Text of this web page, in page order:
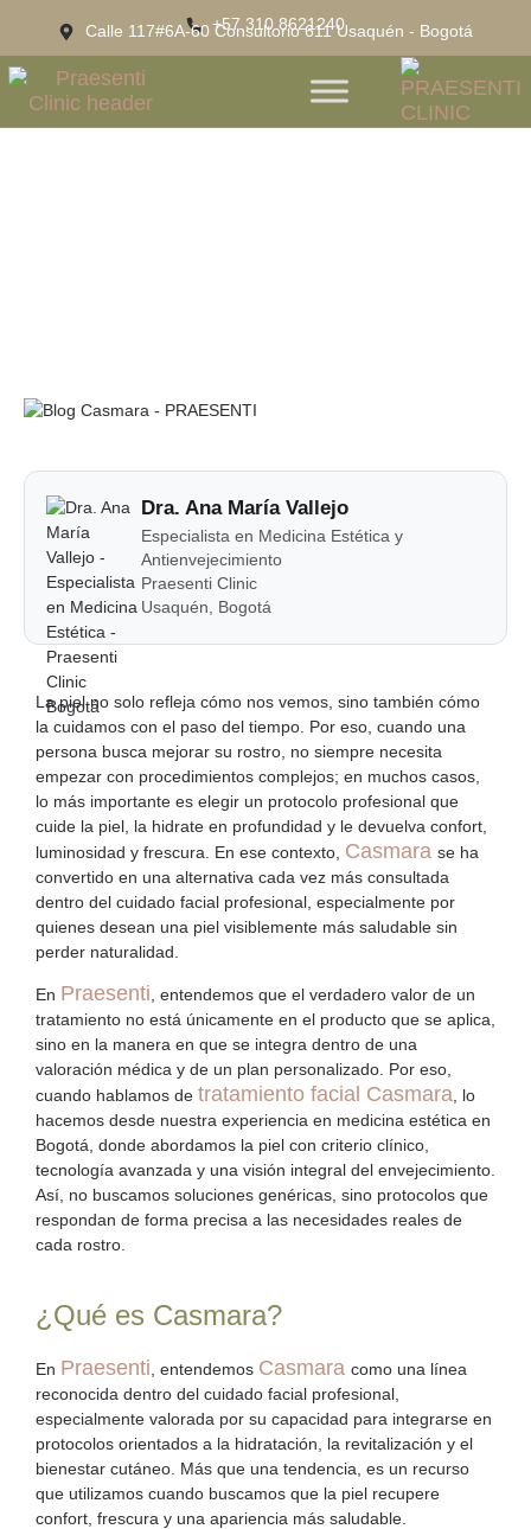
+57 310 8621240
Calle 117#6A-60 Consultorio 611 Usaquén - Bogotá
Dra. Ana María Vallejo
Especialista en Medicina Estética y
Antienvejecimiento
Praesenti Clinic
Usaquén, Bogotá
La piel no solo refleja cómo nos vemos, sino también cómo
la cuidamos con el paso del tiempo. Por eso, cuando una
persona busca mejorar su rostro, no siempre necesita
empezar con procedimientos complejos; en muchos casos,
lo más importante es elegir un protocolo profesional que
cuide la piel, la hidrate en profundidad y le devuelva confort,
luminosidad y frescura. En ese contexto, Casmara se ha
convertido en una alternativa cada vez más consultada
dentro del cuidado facial profesional , especialmente por
quienes desean una piel visiblemente más saludable sin
perder naturalidad.
En Praesenti, entendemos que el verdadero valor de un
tratamiento no está únicamente en el producto que se aplica,
sino en la manera en que se integra dentro de una
valoración médica y de un plan personalizado. Por eso,
cuando hablamos de tratamiento facial Casmara, lo
hacemos desde nuestra experiencia en medicina estética en
Bogotá, donde abordamos la piel con criterio clínico,
tecnología avanzada y una visión integral del envejecimiento.
Así, no buscamos soluciones genéricas, sino protocolos que
respondan de forma precisa a las necesidades reales de
cada rostro.
¿Qué es Casmara?
En Praesenti , entendemos Casmara como una línea
reconocida dentro del cuidado facial profesional
especialmente valorada por su capacidad para integrarse en
protocolos orientados a la hidratación, la revitalización y el
bienestar cutáneo. Más que una tendencia, es un recurso
que utilizamos cuando buscamos que la piel recupere
confort, frescura y una apariencia más saludable.